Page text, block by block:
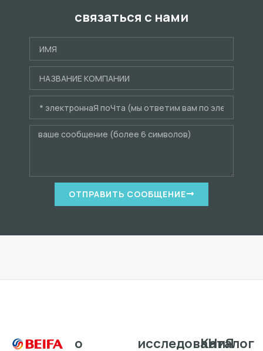
связаться с нами
ОТПРАВИТЬ СООБЩЕНИЕ
о
исследоваHиЯ
Каталог